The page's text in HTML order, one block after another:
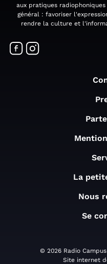
aux pratiques
général : favoriser
rendre la culture et
La
Nous
Se
© 2026 Radio
Site internet